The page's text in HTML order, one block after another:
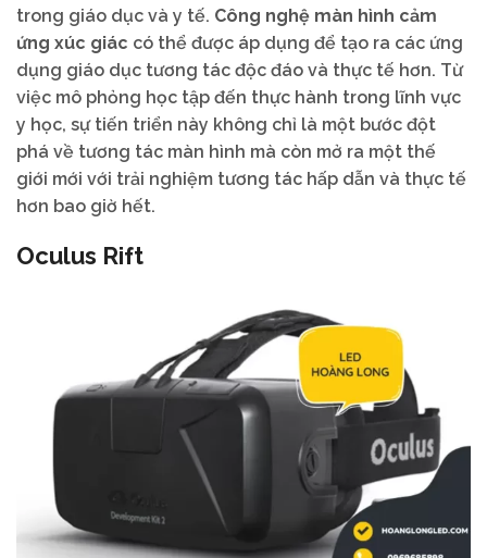
trong giáo dục và y tế. Công nghệ màn hình cảm
ứng xúc giác có thể được áp dụng để tạo ra các ứng
dụng giáo dục tương tác độc đáo và thực tế hơn. Từ
việc mô phỏng học tập đến thực hành trong lĩnh vực
y học, sự tiến triển này không chỉ là một bước đột
phá về tương tác màn hình mà còn mở ra một thế
giới mới với trải nghiệm tương tác hấp dẫn và thực tế
hơn bao giờ hết.
Oculus Rift